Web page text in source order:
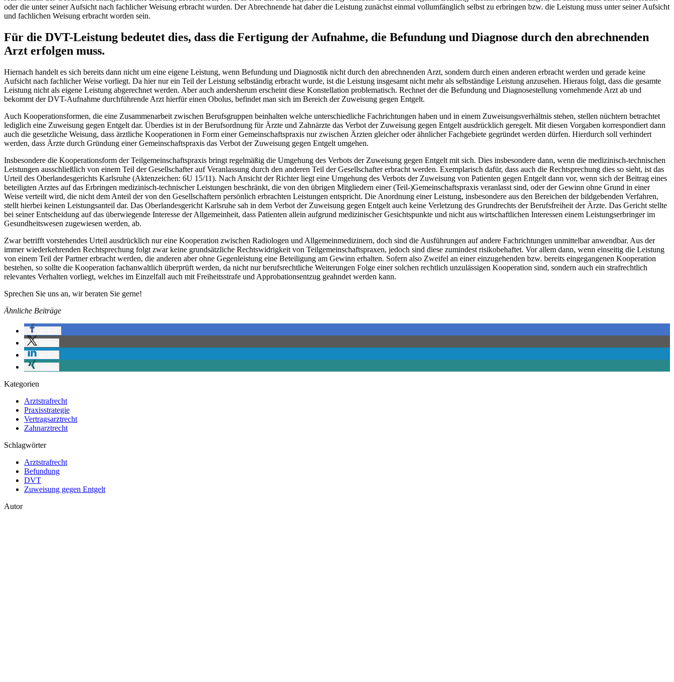
oder die unter seiner Aufsicht nach fachlicher Weisung erbracht wurden. Der Abrechnende hat daher die Leistung zunächst einmal vollumfänglich selbst zu erbringen bzw. die Leistung muss unter seiner Aufsicht
und fachlichen Weisung erbracht worden sein.
Für die DVT-Leistung bedeutet dies, dass die Fertigung der Aufnahme, die Befundung und Diagnose durch den abrechnenden
Arzt erfolgen muss.
Hiernach handelt es sich bereits dann nicht um eine eigene Leistung, wenn Befundung und Diagnostik nicht durch den abrechnenden Arzt, sondern durch einen anderen erbracht werden und gerade keine
Aufsicht nach fachlicher Weise vorliegt. Da hier nur ein Teil der Leistung selbständig erbracht wurde, ist die Leistung insgesamt nicht mehr als selbständige Leistung anzusehen. Hieraus folgt, dass die gesamte
Leistung nicht als eigene Leistung abgerechnet werden. Aber auch andersherum erscheint diese Konstellation problematisch. Rechnet der die Befundung und Diagnosestellung vornehmende Arzt ab und
bekommt der DVT-Aufnahme durchführende Arzt hierfür einen Obolus, befindet man sich im Bereich der Zuweisung gegen Entgelt.
Auch Kooperationsformen, die eine Zusammenarbeit zwischen Berufsgruppen beinhalten welche unterschiedliche Fachrichtungen haben und in einem Zuweisungsverhältnis stehen, stellen nüchtern betrachtet
lediglich eine Zuweisung gegen Entgelt dar. Überdies ist in der Berufsordnung für Ärzte und Zahnärzte das Verbot der Zuweisung gegen Entgelt ausdrücklich geregelt. Mit diesen Vorgaben korrespondiert dann
auch die gesetzliche Weisung, dass ärztliche Kooperationen in Form einer Gemeinschaftspraxis nur zwischen Ärzten gleicher oder ähnlicher Fachgebiete gegründet werden dürfen. Hierdurch soll verhindert
werden, dass Ärzte durch Gründung einer Gemeinschaftspraxis das Verbot der Zuweisung gegen Entgelt umgehen.
Insbesondere die Kooperationsform der Teilgemeinschaftspraxis bringt regelmäßig die Umgehung des Verbots der Zuweisung gegen Entgelt mit sich. Dies insbesondere dann, wenn die medizinisch-technischen
Leistungen ausschließlich von einem Teil der Gesellschafter auf Veranlassung durch den anderen Teil der Gesellschafter erbracht werden. Exemplarisch dafür, dass auch die Rechtsprechung dies so sieht, ist das
Urteil des Oberlandesgerichts Karlsruhe (Aktenzeichen: 6U 15/11). Nach Ansicht der Richter liegt eine Umgehung des Verbots der Zuweisung von Patienten gegen Entgelt dann vor, wenn sich der Beitrag eines
beteiligten Arztes auf das Erbringen medizinisch-technischer Leistungen beschränkt, die von den übrigen Mitgliedern einer (Teil-)Gemeinschaftspraxis veranlasst sind, oder der Gewinn ohne Grund in einer
Weise verteilt wird, die nicht dem Anteil der von den Gesellschaftern persönlich erbrachten Leistungen entspricht. Die Anordnung einer Leistung, insbesondere aus den Bereichen der bildgebenden Verfahren,
stellt hierbei keinen Leistungsanteil dar. Das Oberlandesgericht Karlsruhe sah in dem Verbot der Zuweisung gegen Entgelt auch keine Verletzung des Grundrechts der Berufsfreiheit der Ärzte. Das Gericht stellte
bei seiner Entscheidung auf das überwiegende Interesse der Allgemeinheit, dass Patienten allein aufgrund medizinischer Gesichtspunkte und nicht aus wirtschaftlichen Interessen einem Leistungserbringer im
Gesundheitswesen zugewiesen werden, ab.
Zwar betrifft vorstehendes Urteil ausdrücklich nur eine Kooperation zwischen Radiologen und Allgemeinmedizinern, doch sind die Ausführungen auf andere Fachrichtungen unmittelbar anwendbar. Aus der
immer wiederkehrenden Rechtsprechung folgt zwar keine grundsätzliche Rechtswidrigkeit von Teilgemeinschaftspraxen, jedoch sind diese zumindest risikobehaftet. Vor allem dann, wenn einseitig die Leistung
von einem Teil der Partner erbracht werden, die anderen aber ohne Gegenleistung eine Beteiligung am Gewinn erhalten. Sofern also Zweifel an einer einzugehenden bzw. bereits eingegangenen Kooperation
bestehen, so sollte die Kooperation fachanwaltlich überprüft werden, da nicht nur berufsrechtliche Weiterungen Folge einer solchen rechtlich unzulässigen Kooperation sind, sondern auch ein strafrechtlich
relevantes Verhalten vorliegt, welches im Einzelfall auch mit Freiheitsstrafe und Approbationsentzug geahndet werden kann.
Sprechen Sie uns an, wir beraten Sie gerne!
Ähnliche Beiträge
Kategorien
Arztstrafrecht
Praxisstrategie
Vertragsarztrecht
Zahnarztrecht
Schlagwörter
Arztstrafrecht
Befundung
DVT
Zuweisung gegen Entgelt
Autor